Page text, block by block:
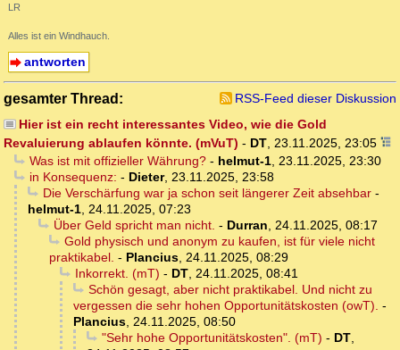
LR
Alles ist ein Windhauch.
antworten
gesamter Thread:
RSS-Feed dieser Diskussion
Hier ist ein recht interessantes Video, wie die Gold
Revaluierung ablaufen könnte. (mVuT) - DT, 23.11.2025, 23:05
Was ist mit offizieller Währung?- helmut-1, 23.11.2025, 23:30
in Konsequenz: - Dieter, 23.11.2025, 23:58
Die Verschärfung war ja schon seit längerer Zeit absehbar-
helmut-1, 24.11.2025, 07:23
Über Geld spricht man nicht. - Durran, 24.11.2025, 08:17
Gold physisch und anonym zu kaufen, ist für viele nicht
praktikabel. - Plancius, 24.11.2025, 08:29
Inkorrekt. (mT) - DT, 24.11.2025, 08:41
Schön gesagt, aber nicht praktikabel. Und nicht zu
vergessen die sehr hohen Opportunitätskosten (owT). -
Plancius, 24.11.2025, 08:50
"Sehr hohe Opportunitätskosten". (mT) - DT,